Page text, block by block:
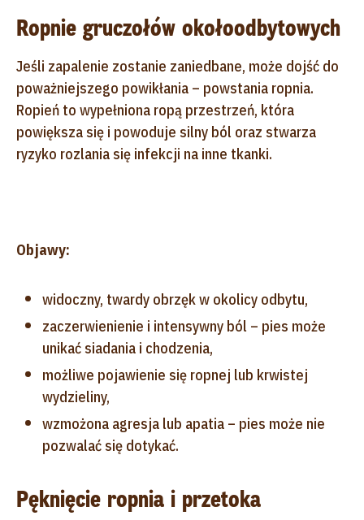
Ropnie gruczołów okołoodbytowych
Jeśli zapalenie zostanie zaniedbane, może dojść do
poważniejszego powikłania – powstania ropnia.
Ropień to wypełniona ropą przestrzeń, która
powiększa się i powoduje silny ból oraz stwarza
ryzyko rozlania się infekcji na inne tkanki.
Objawy:
widoczny, twardy obrzęk w okolicy odbytu,
zaczerwienienie i intensywny ból – pies może
unikać siadania i chodzenia,
możliwe pojawienie się ropnej lub krwistej
wydzieliny,
wzmożona agresja lub apatia – pies może nie
pozwalać się dotykać.
Pęknięcie ropnia i przetoka